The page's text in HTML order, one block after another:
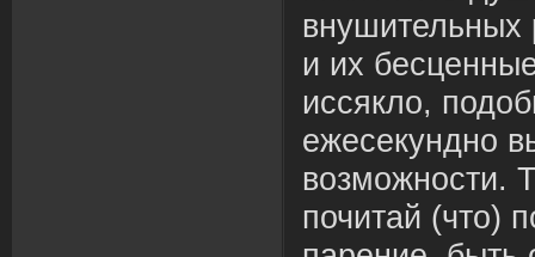
внушительных
и их
иссякло,
ежесекундно
возможности.
почитай (что)